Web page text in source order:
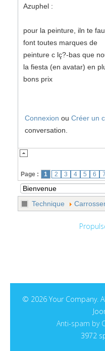
Azuphel :
pour la peinture, iln te
font toutes marques de
peinture c lç?-bas que
la fiesta (en avatar) en
bons prix
Connexion ou Créer un
conversation.
Page : 1 2 3 4 5 6 7
Technique
© 2026 Your Company.
Anti-spam by
3972